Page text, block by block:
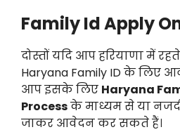
Family Id Apply
दोस्तों यदि आप हरियाणा में
Haryana Family ID के लिए
आप इसके लिए Haryana
Processके माध्यम से या
जाकर आवेदन कर सकते हैं।